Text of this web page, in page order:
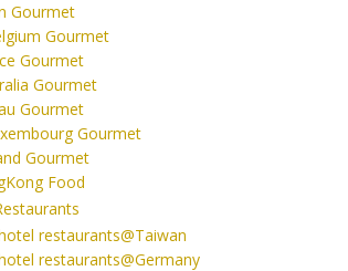
Gourmet
Gourmet
Gourmet
Gourmet
Gourmet
Gourmet
Gourmet
Food
restaurants@Taiwan
restaurants@Germany